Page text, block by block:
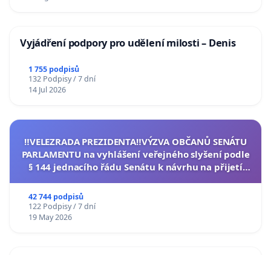
Vyjádření podpory pro udělení milosti – Denis
1 755 podpisů
132 Podpisy / 7 dní
14 Jul 2026
‼️VELEZRADA PREZIDENTA‼️VÝZVA OBČANŮ SENÁTU
PARLAMENTU na vyhlášení veřejného slyšení podle
§ 144 jednacího řádu Senátu k návrhu na přijetí
42 744 podpisů
122 Podpisy / 7 dní
19 May 2026